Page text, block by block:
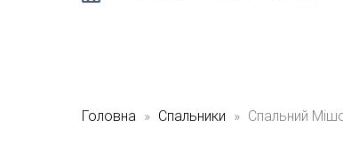
Головна Спальники Спальний